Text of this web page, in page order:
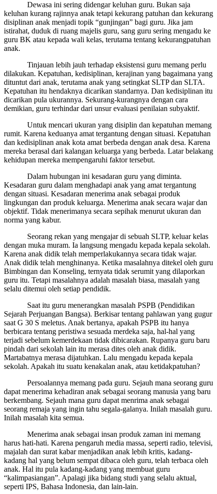
Dewasa ini sering didengar keluhan guru. Bukan saja
keluhan kurang rajinnya anak tetapi kekurang patuhan dan kekurang
disiplinan anak menjadi topik “gunjingan” bagi guru. Jika jam
istirahat, duduk di ruang majelis guru, sang guru sering mengadu ke
guru BK atau kepada wali kelas, terutama tentang kekurangpatuhan
anak.
Tinjauan lebih jauh terhadap eksistensi guru memang perlu
dilakukan. Kepatuhan, kedisiplinan, kerajinan yang bagaimana yang
dituntut dari anak, terutama anak yang setingkat SLTP dan SLTA.
Kepatuhan itu hendaknya dicarikan standarnya. Dan kedisiplinan itu
dicarikan pula ukurannya. Sekurang-kurangnya dengan cara
demikian, guru terhindar dari unsur evaluasi penilaian subyaktif.
Untuk mencari ukuran yang disiplin dan kepatuhan memang
rumit. Karena keduanya amat tergantung dengan situasi. Kepatuhan
dan kedisiplinan anak kota amat berbeda dengan anak desa. Karena
mereka berasal dari kalangan keluarga yang berbeda. Latar belakang
kehidupan mereka mempengaruhi faktor tersebut.
Dalam hubungan ini kesadaran guru yang diminta.
Kesadaran guru dalam menghadapi anak yang amat tergantung
dengan situasi. Kesadaran menerima anak sebagai produk
lingkungan dan produk keluarga. Menerima anak secara wajar dan
objektif. Tidak menerimanya secara sepihak menurut ukuran dan
norma yang kabur.
Seorang rekan yang mengajar di sebuah SLTP, keluar kelas
dengan muka muram. Ia langsung mengadu kepada kepala sekolah.
Karena anak didik telah memperlakukannya secara tidak wajar.
Anak didik telah menghinanya. Ketika masalahnya ditekel oleh guru
Bimbingan dan Konseling, ternyata tidak serumit yang dilaporkan
guru itu. Tetapi masalahnya adalah masalah biasa, masalah yang
selalu ditemui oleh setiap pendidik.
Saat itu guru menerangkan masalah PSPB (Pendidikan
Sejarah Perjuangan Bangsa). Berkisar tentang pahlawan yang gugur
saat G 30 S meletus. Anak bertanya, apakah PSPB itu hanya
berbicara tentang peristiwa sesuada merdeka saja, hal-hal yang
terjadi sebelum kemerdekaan tidak dibicarakan. Rupanya guru baru
pindah dari sekolah lain itu merasa dites oleh anak didik.
Martabatnya merasa dijatuhkan. Lalu mengadu kepada kepala
sekolah. Apakah itu suatu kenakalan anak, atau ketidakpatuhan?
Persoalannya memang pada guru. Sejauh mana seorang guru
dapat menerima kehadiran anak sebagai seorang manusia yang baru
berkembang. Sejauh mana guru dapat menrima anak sebagai
seorang remaja yang ingin tahu segala-galanya. Inilah masalah guru.
Inilah masalah kita semua.
Menerima anak sebagai insan produk zaman ini memang
harus hati-hati. Karena pengaruh media massa, seperti radio, televisi,
majalah dan surat kabar menjadikan anak lebih kritis, kadang-
kadang hal yang belum sempat dibaca oleh guru, telah terbaca oleh
anak. Hal itu pula kadang-kadang yang membuat guru
“kalimpasiangan”. Apalagi jika bidang studi yang selalu aktual,
seperti IPS, Bahasa Indonesia, dan lain-lain.